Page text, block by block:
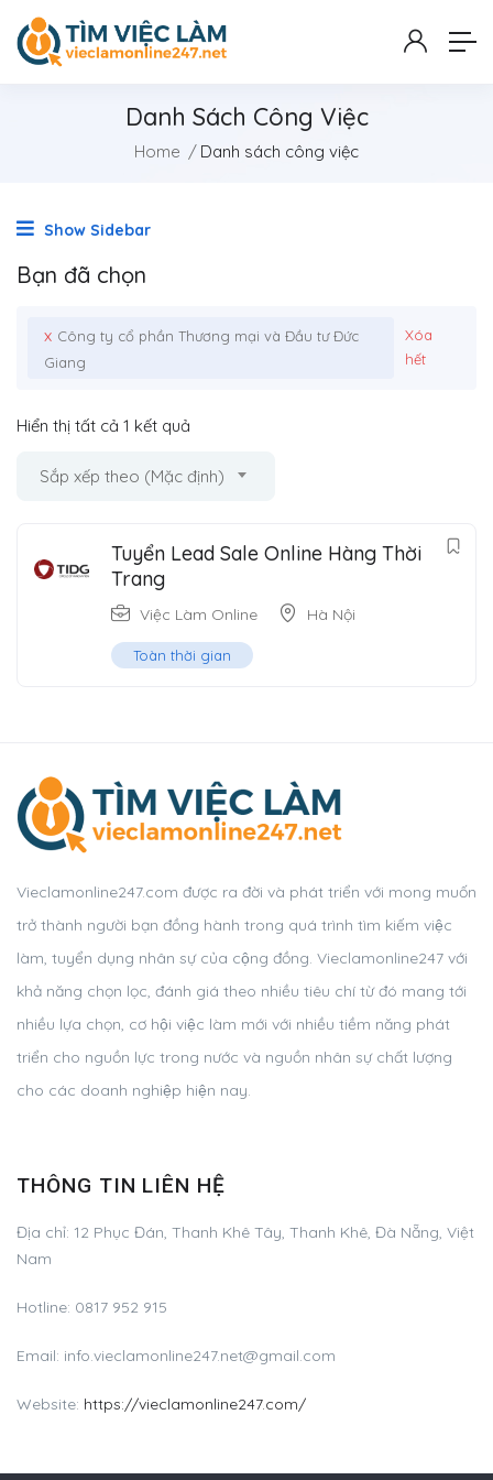
Danh Sách Công Việc
Home Danh sách công việc
Show Sidebar
Bạn đã chọn
x Công ty cổ phần Thương mại và Đầu tư Đức
Giang
Xóa
hết
Hiển thị tất cả 1 kết quả
Sắp xếp theo (Mặc định)
Tuyển Lead Sale Online Hàng Thời
Trang
Việc Làm Online Hà Nội
Toàn thời gian
Vieclamonline247.com được ra đời và phát triển với mong muốn
trở thành người bạn đồng hành trong quá trình tìm kiếm việc
làm, tuyển dụng nhân sự của cộng đồng. Vieclamonline247 với
khả năng chọn lọc, đánh giá theo nhiều tiêu chí từ đó mang tới
nhiều lựa chọn, cơ hội việc làm mới với nhiều tiềm năng phát
triển cho nguồn lực trong nước và nguồn nhân sự chất lượng
cho các doanh nghiệp hiện nay.
THÔNG TIN LIÊN HỆ
Địa chỉ: 12 Phục Đán, Thanh Khê Tây, Thanh Khê, Đà Nẵng, Việt
Nam
Hotline: 0817 952 915
Email: info.vieclamonline247.net@gmail.com
Website: https://vieclamonline247.com/